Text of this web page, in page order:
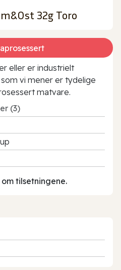
32g Toro
eller er industrielt
vi mener er tydelige
matvare.
(3)
tilsetningene.